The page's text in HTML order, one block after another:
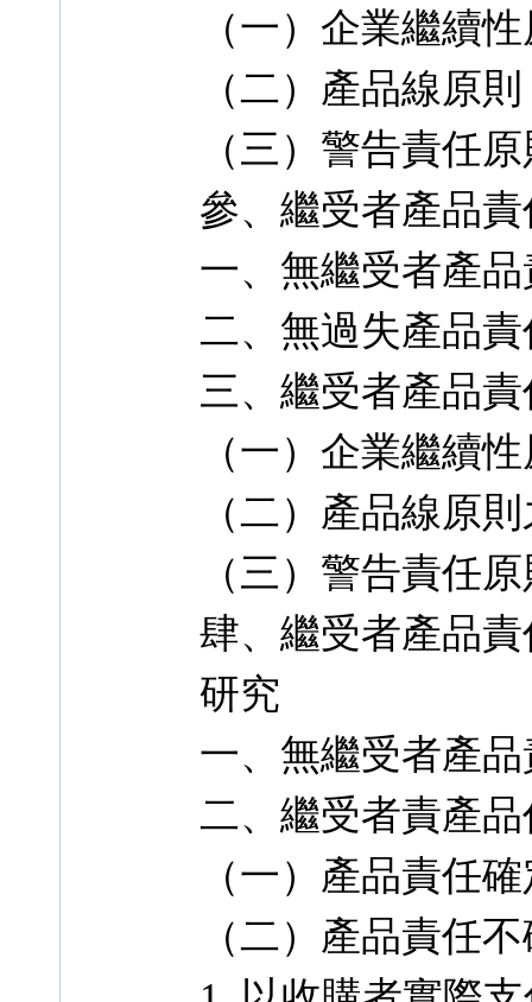
（一）企業繼續
（二）產品線原則
（三）警告責任
參、繼受者產品
一、無繼受者產
二、無過失產品
三、繼受者產品
（一）企業繼續
（二）產品線原
（三）警告責任
肆、繼受者產品
研究
一、無繼受者產
二、繼受者責產品
（一）產品責任
（二）產品責任